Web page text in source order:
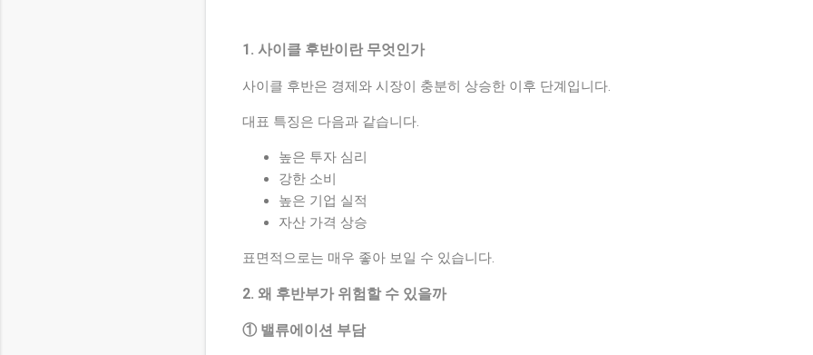
1. 사이클 후반이란 무엇인가
사이클 후반은 경제와 시장이 충분히 상승한 이후 단계입니다.
대표 특징은 다음과 같습니다.
높은 투자 심리
강한 소비
높은 기업 실적
자산 가격 상승
표면적으로는 매우 좋아 보일 수 있습니다.
2. 왜 후반부가 위험할 수 있을까
① 밸류에이션 부담